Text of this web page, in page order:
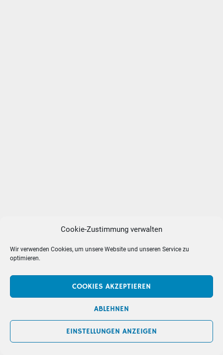
Cookie-Zustimmung verwalten
Wir verwenden Cookies, um unsere Website und unseren Service zu
optimieren.
COOKIES AKZEPTIEREN
ABLEHNEN
EINSTELLUNGEN ANZEIGEN